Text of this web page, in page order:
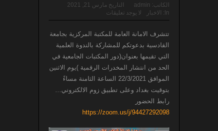
الكاتب: admin التاريخ مارس 21, 2021
In:
الاخبار لا يوجد تعليقات
تتشرف الامانة العامة للمكتبة المركزية بجامعة
القادسية بدعوتكم للمشاركة بالندوة العلمية
التي تقيمها بعنوان(دور المكتبات الجامعية في
الحد من انتشار المخدرات الرقمية )يوم الاثنين
الموافق 22/3/2021 الساعة الثامنة مساءً
بتوقيت بغداد وعلى تطبيق زوم الالكتروني…
رابط الحضور
https://zoom.us/j/94427292098